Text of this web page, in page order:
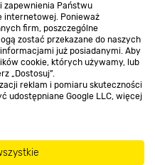
zapewnienia Państwu
internetowej. Ponieważ
firm, poszczególne
zostać przekazane do naszych
już posiadanymi. Aby
cookie, których używamy, lub
„Dostosuj”.
reklam i pomiaru skuteczności
udostępniane Google LLC, więcej